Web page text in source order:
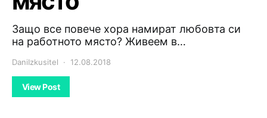
Защо все повече хора намират любовта си
на работното място? Живеем в…
DaniIzkusitel 12.08.2018
View Post